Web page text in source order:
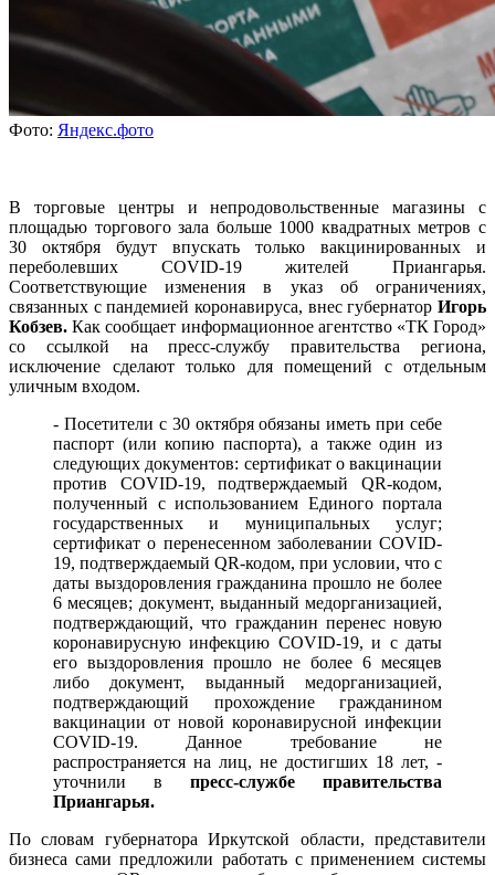
Фото: Яндекс.фото
В торговые центры и непродовольственные магазины с
площадью торгового зала больше 1000 квадратных метров с
30 октября будут впускать только вакцинированных и
переболевших СOVID-19 жителей Приангарья.
Соответствующие изменения в указ об ограничениях,
связанных с пандемией коронавируса, внес губернатор Игорь
Кобзев.Как сообщает информационное агентство «ТК Город»
со ссылкой на пресс-службу правительства региона,
исключение сделают только для помещений с отдельным
уличным входом.
- Посетители с 30 октября обязаны иметь при себе
паспорт (или копию паспорта), а также один из
следующих документов: сертификат о вакцинации
против COVID-19, подтверждаемый QR-кодом,
полученный с использованием Единого портала
государственных и муниципальных услуг;
сертификат о перенесенном заболевании COVID-
19, подтверждаемый QR-кодом, при условии, что с
даты выздоровления гражданина прошло не более
6 месяцев; документ, выданный медорганизацией,
подтверждающий, что гражданин перенес новую
коронавирусную инфекцию COVID-19, и с даты
его выздоровления прошло не более 6 месяцев
либо документ, выданный медорганизацией,
подтверждающий прохождение гражданином
вакцинации от новой коронавирусной инфекции
COVID-19. Данное требование не
распространяется на лиц, не достигших 18 лет, -
уточнили в пресс-службе правительства
Приангарья.
По словам губернатора Иркутской области, представители
бизнеса сами предложили работать с применением системы